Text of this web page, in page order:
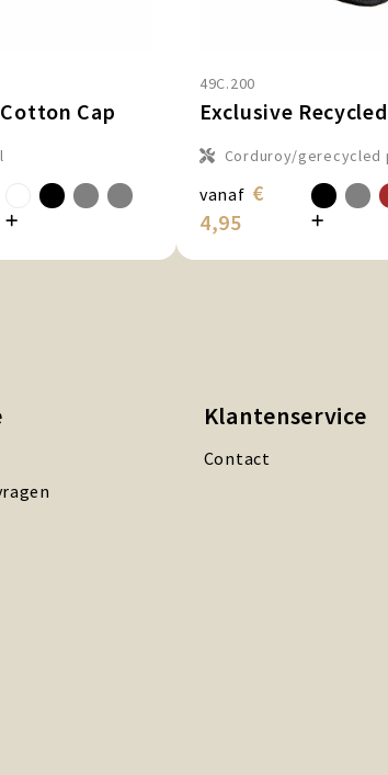
Cap
49C.200
Corduroy/gerecycled
vanaf €
4,95
Klantenservice
Contact